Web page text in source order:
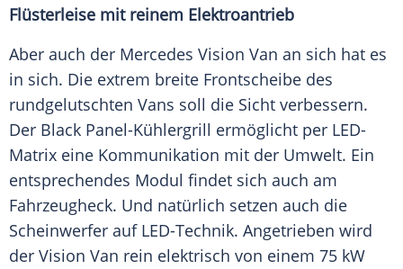
Flüsterleise mit reinem Elektroantrieb
Aber auch der Mercedes Vision Van an sich hat es
in sich. Die extrem breite Frontscheibe des
rundgelutschten Vans soll die Sicht verbessern.
Der Black Panel-Kühlergrill ermöglicht per LED-
Matrix eine Kommunikation mit der Umwelt. Ein
entsprechendes Modul findet sich auch am
Fahrzeugheck. Und natürlich setzen auch die
Scheinwerfer auf LED-Technik. Angetrieben wird
der Vision Van rein elektrisch von einem 75 kW